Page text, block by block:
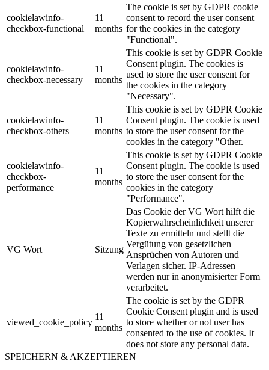
cookielawinfo-
checkbox-functional
11
months
The cookie is set by GDPR cookie
consent to record the user consent
for the cookies in the category
"Functional".
cookielawinfo-
checkbox-necessary
11
months
This cookie is set by GDPR Cookie
Consent plugin. The cookies is
used to store the user consent for
the cookies in the category
"Necessary".
cookielawinfo-
checkbox-others
11
months
This cookie is set by GDPR Cookie
Consent plugin. The cookie is used
to store the user consent for the
cookies in the category "Other.
cookielawinfo-
checkbox-
performance
11
months
This cookie is set by GDPR Cookie
Consent plugin. The cookie is used
to store the user consent for the
cookies in the category
"Performance".
VG Wort Sitzung
Das Cookie der VG Wort hilft die
Kopierwahrscheinlichkeit unserer
Texte zu ermitteln und stellt die
Vergütung von gesetzlichen
Ansprüchen von Autoren und
Verlagen sicher. IP-Adressen
werden nur in anonymisierter Form
verarbeitet.
viewed_cookie_policy
11
months
The cookie is set by the GDPR
Cookie Consent plugin and is used
to store whether or not user has
consented to the use of cookies. It
does not store any personal data.
SPEICHERN & AKZEPTIEREN